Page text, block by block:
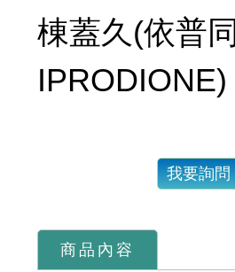
棟蓋久(依普同
IPRODIONE)
我要詢問
商品內容